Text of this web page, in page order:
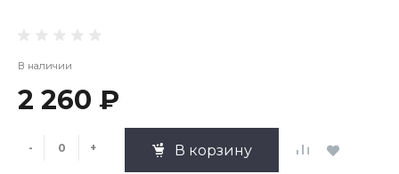
В наличии
2 260 ₽
- + В корзину